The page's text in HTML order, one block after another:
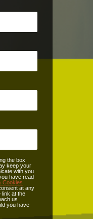
the box
keep your
with you
have read
Cookies
at any
link at the
us
you have